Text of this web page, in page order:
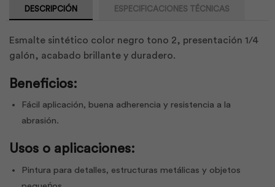
cantidad
DESCRIPCIÓN ESPECIFICACIONES TÉCNICAS
Esmalte sintético color negro tono 2, presentación 1/4
galón, acabado brillante y duradero.
Beneficios:
Fácil aplicación, buena adherencia y resistencia a la
abrasión.
Usos o aplicaciones:
Pintura para detalles, estructuras metálicas y objetos